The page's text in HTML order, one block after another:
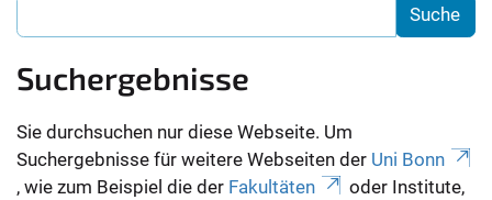
Suchergebnisse
Sie durchsuchen nur diese Webseite. Um
Suchergebnisse für weitere Webseiten der Uni Bonn
, wie zum Beispiel die der Fakultäten
oder Institute,